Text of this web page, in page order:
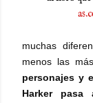
muchas
menos las
personajes y
Harker pasa